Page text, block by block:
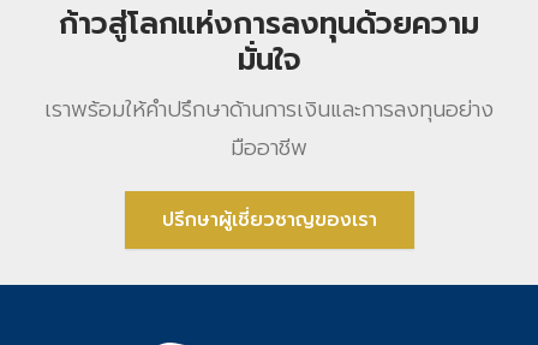
ก้าวสู่โลกแห่งการลงทุนด้วยความ
มั่นใจ
เราพร้อมให้คําปรึกษาด้านการเงินและการลงทุนอย่าง
มืออาชีพ
ปรึกษาผู้เชี่ยวชาญของเรา